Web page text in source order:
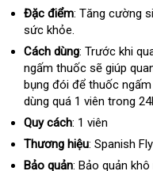
Đặc điểm: Tăng cường
sức khỏe.
Cách dùng: Trước khi
ngấm thuốc hướng
dẫn
sẽ giúp
bụng đói đắt
nhất
để thuốc ngấm
dùng quá 1 viên trong
Quy cách: 1 viên
Thương hiệu: Spanish Fly
Bảo quản: Bảo quản khô